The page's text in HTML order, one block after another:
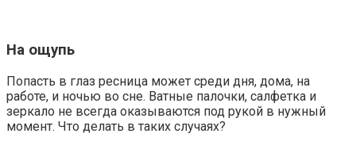
На ощупь
Попасть в глаз ресница может среди дня, дома, на
работе, и ночью во сне. Ватные палочки, салфетка и
зеркало не всегда оказываются под рукой в нужный
момент. Что делать в таких случаях?